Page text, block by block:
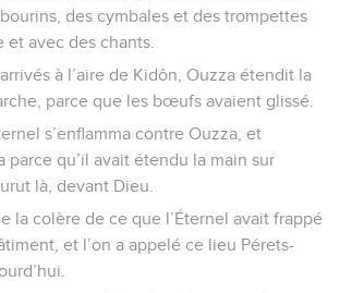
des cymbales et des trompettes
avec des chants.
à l’aire de Kidôn, Ouzza étendit la
parce que les bœufs avaient glissé.
s’enflamma contre Ouzza, et
parce qu’il avait étendu la main sur
là, devant Dieu.
la colère de ce que l’Éternel avait frappé
et l’on a appelé ce lieu Pérets-